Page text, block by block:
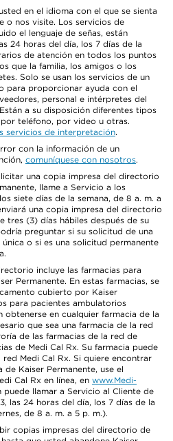
en el idioma con el que se sienta
o nos visite. Los servicios de
el lenguaje de señas, están
24 horas del día, los 7 días de la
de atención en todos los puntos
que la familia, los amigos o los
Solo se usan los servicios de un
para proporcionar ayuda con el
personal e intérpretes del
a su disposición diferentes tipos
teléfono, por video u otras.
servicios de interpretación.
con la información de un
comuníquese con nosotros.
una copia impresa del directorio
llame a Servicio a los
siete días de la semana, de 8 a. m. a
una copia impresa del directorio
tres (3) días hábiles después de su
preguntar si su solicitud de una
o si es una solicitud permanente
incluye las farmacias para
Permanente. En estas farmacias, se
cubierto por Kaiser
para pacientes ambulatorios
en cualquier farmacia de la
que sea una farmacia de la red
de las farmacias de la red de
de Medi Cal Rx. Su farmacia puede
Medi Cal Rx. Si quiere encontrar
de Kaiser Permanente, use el
Cal Rx en línea, en www.Medi-
puede llamar a Servicio al Cliente de
las 24 horas del día, los 7 días de la
de 8 a. m. a 5 p. m.).
copias impresas del directorio de